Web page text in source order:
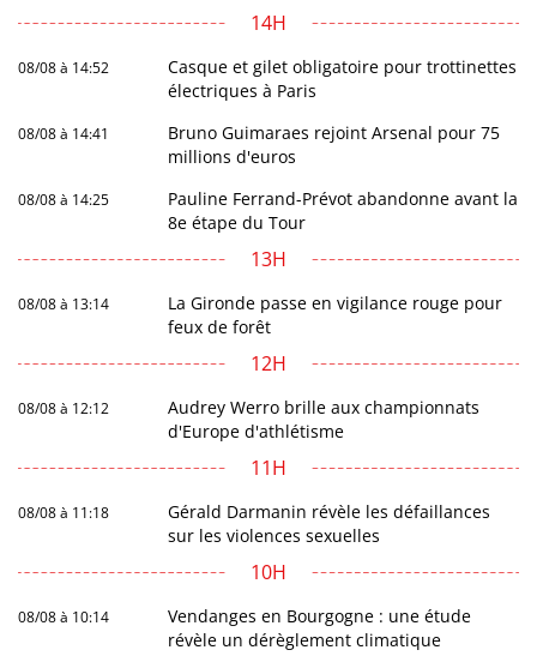
14H
08/08 à 14:52
Casque et gilet obligatoire pour trottinettes
électriques à Paris
08/08 à 14:41
Bruno Guimaraes rejoint Arsenal pour 75
millions d'euros
08/08 à 14:25
Pauline Ferrand-Prévot abandonne avant la
8e étape du Tour
13H
08/08 à 13:14
La Gironde passe en vigilance rouge pour
feux de forêt
12H
08/08 à 12:12
Audrey Werro brille aux championnats
d'Europe d'athlétisme
11H
08/08 à 11:18
Gérald Darmanin révèle les défaillances
sur les violences sexuelles
10H
08/08 à 10:14
Vendanges en Bourgogne : une étude
révèle un dérèglement climatique